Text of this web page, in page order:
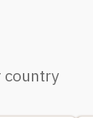
country